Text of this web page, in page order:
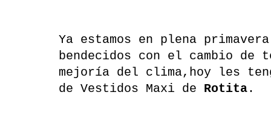
Ya estamos en plena
bendecidos con el cambio de
mejoría del clima,hoy les
de Vestidos Maxi de Rotita.